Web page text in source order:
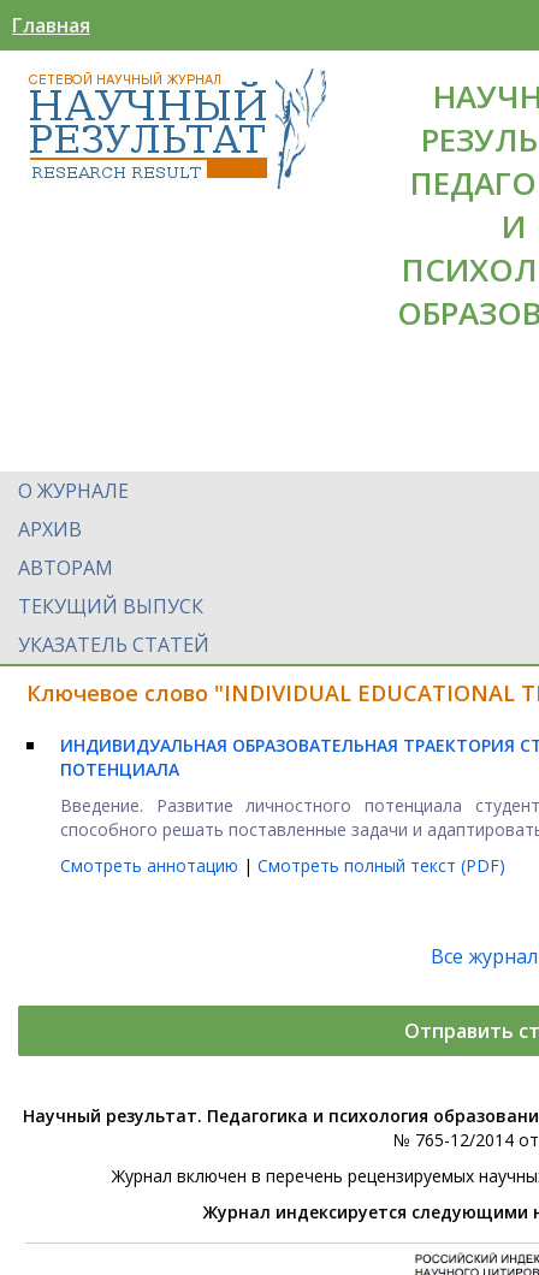
Главная
И
О ЖУРНАЛЕ
АРХИВ
АВТОРАМ
ТЕКУЩИЙ ВЫПУСК
УКАЗАТЕЛЬ СТАТЕЙ
Ключевое слово "INDIVIDUAL EDUCATIONAL
ИНДИВИДУАЛЬНАЯ ОБРАЗОВАТЕЛЬНАЯ ТРАЕКТОРИЯ
ПОТЕНЦИАЛА
Введение. Развитие личностного потенциала
способного решать поставленные задачи и
Смотреть аннотацию | Смотреть полный текст (PDF)
Все
Отправить
Научный результат. Педагогика и психология
№ 765-12/2014
Журнал включен в перечень рецензируемых
Журнал индексируется